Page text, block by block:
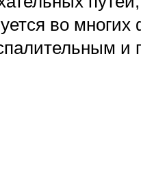
во